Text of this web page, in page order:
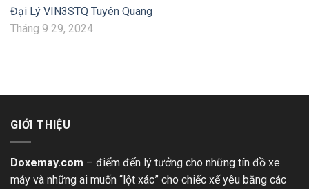
Đại Lý VIN3STQ Tuyên Quang
Tháng 9 29, 2024
GIỚI THIỆU
Doxemay.com – điểm đến lý tưởng cho những tín đồ xe
máy và những ai muốn “lột xác” cho chiếc xế yêu bằng các